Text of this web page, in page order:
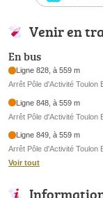
Venir en
En bus
Ligne 828, à 559 m
Arrêt Pôle d'Activité Toulon
Ligne 848, à 559 m
Arrêt Pôle d'Activité Toulon
Ligne 849, à 559 m
Arrêt Pôle d'Activité Toulon
Voir tout